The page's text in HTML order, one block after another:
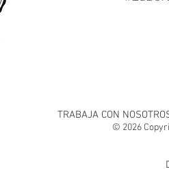
TRABAJA CON
© 2026